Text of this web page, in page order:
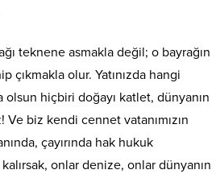
teknene asmakla değil; o bayrağın
çıkmakla olur. Yatınızda hangi
olsun hiçbiri doğayı katlet, dünyanın
biz kendi cennet vatanımızın
çayırında hak hukuk
onlar denize, onlar dünyanın